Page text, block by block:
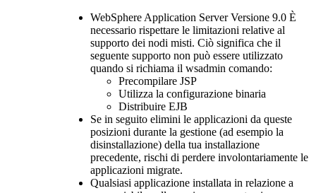
WebSphere Application Server Versione 9.0 È
necessario rispettare le limitazioni relative al
supporto dei nodi misti. Ciò significa che il
seguente supporto non può essere utilizzato
quando si richiama il wsadmin comando:
Precompilare JSP
Utilizza la configurazione binaria
Distribuire EJB
Se in seguito elimini le applicazioni da queste
posizioni durante la gestione (ad esempio la
disinstallazione) della tua installazione
precedente, rischi di perdere involontariamente le
applicazioni migrate.
Qualsiasi applicazione installata in relazione a